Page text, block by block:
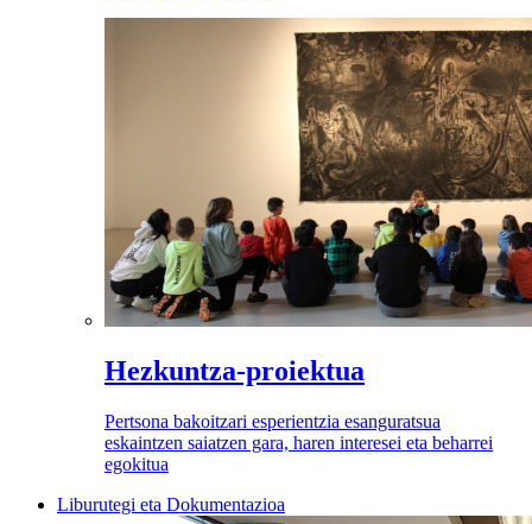
Hezkuntza-proiektua
Pertsona bakoitzari esperientzia esanguratsua
eskaintzen saiatzen gara, haren interesei eta beharrei
egokitua
Liburutegi eta Dokumentazioa